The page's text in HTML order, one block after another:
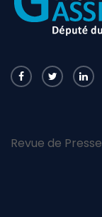
Revue de Presse